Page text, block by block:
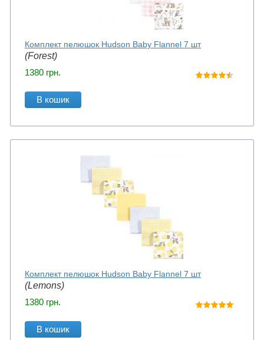
Комплект пелюшок Hudson Baby Flannel 7 шт
(Forest)
1380 грн.
В кошик
Комплект пелюшок Hudson Baby Flannel 7 шт
(Lemons)
1380 грн.
В кошик